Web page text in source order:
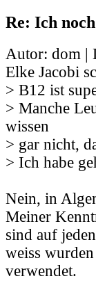
Re: Ich
Autor: dom |
Elke Jacobi
> B12 ist
> Manche
wissen
> gar nicht,
> Ich habe
Nein, in
Meiner
sind auf
weiss
verwendet.